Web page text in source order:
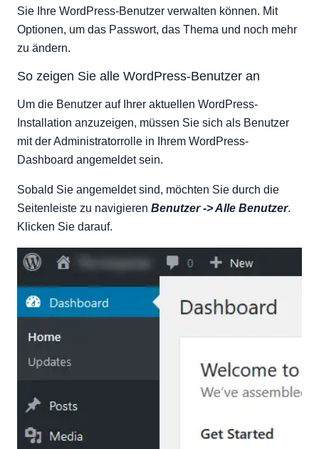
Sie Ihre WordPress-Benutzer verwalten können. Mit
Optionen, um das Passwort, das Thema und noch mehr
zu ändern.
So zeigen Sie alle WordPress-Benutzer an
Um die Benutzer auf Ihrer aktuellen WordPress-
Installation anzuzeigen, müssen Sie sich als Benutzer
mit der Administratorrolle in Ihrem WordPress-
Dashboard angemeldet sein.
Sobald Sie angemeldet sind, möchten Sie durch die
Seitenleiste zu navigieren Benutzer -> Alle Benutzer.
Klicken Sie darauf.